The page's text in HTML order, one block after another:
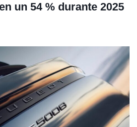
un 54 % durante 2025